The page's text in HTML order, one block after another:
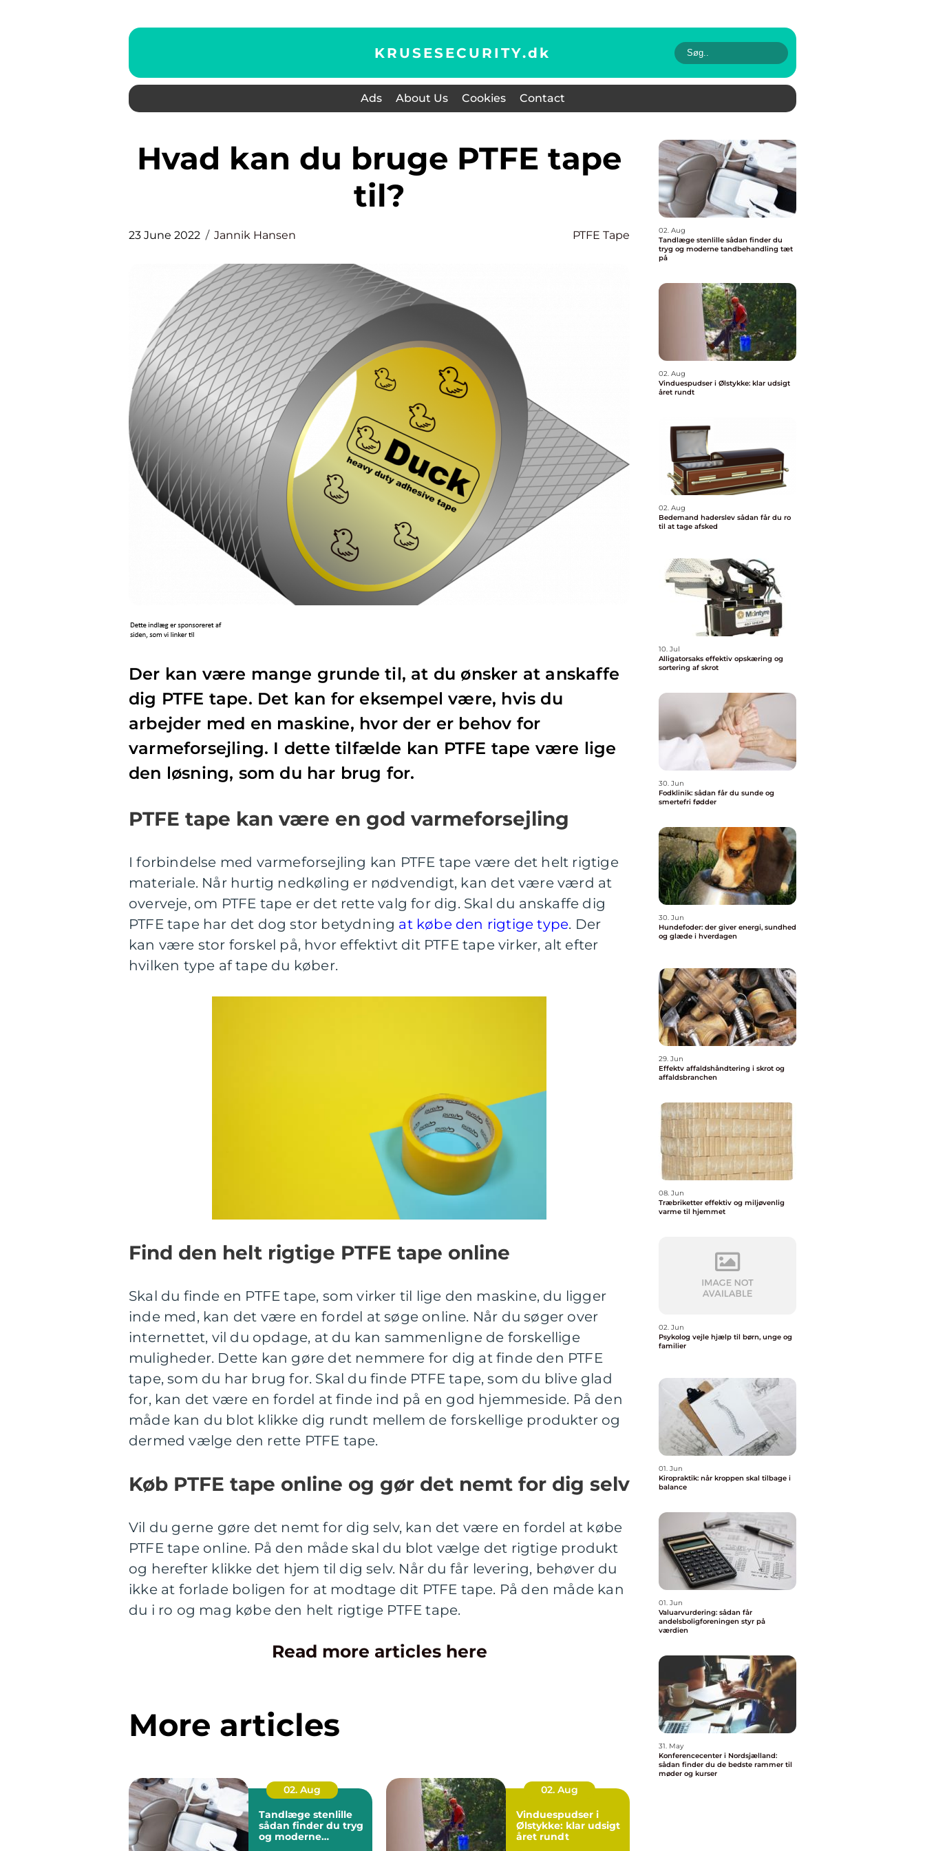
KRUSESECURITY.dk
Ads About Us Cookies Contact
Hvad kan du bruge PTFE tape
til?
23 June 2022 Jannik Hansen PTFE Tape
Der kan være mange grunde til, at du ønsker at anskaffe
dig PTFE tape. Det kan for eksempel være, hvis du
arbejder med en maskine, hvor der er behov for
varmeforsejling. I dette tilfælde kan PTFE tape være lige
den løsning, som du har brug for.
PTFE tape kan være en god varmeforsejling
I forbindelse med varmeforsejling kan PTFE tape være det helt rigtige
materiale. Når hurtig nedkøling er nødvendigt, kan det være værd at
overveje, om PTFE tape er det rette valg for dig. Skal du anskaffe dig
PTFE tape har det dog stor betydning at købe den rigtige type. Der
kan være stor forskel på, hvor effektivt dit PTFE tape virker, alt efter
hvilken type af tape du køber.
Find den helt rigtige PTFE tape online
Skal du finde en PTFE tape, som virker til lige den maskine, du ligger
inde med, kan det være en fordel at søge online. Når du søger over
internettet, vil du opdage, at du kan sammenligne de forskellige
muligheder. Dette kan gøre det nemmere for dig at finde den PTFE
tape, som du har brug for. Skal du finde PTFE tape, som du blive glad
for, kan det være en fordel at finde ind på en god hjemmeside. På den
måde kan du blot klikke dig rundt mellem de forskellige produkter og
dermed vælge den rette PTFE tape.
Køb PTFE tape online og gør det nemt for dig selv
Vil du gerne gøre det nemt for dig selv, kan det være en fordel at købe
PTFE tape online. På den måde skal du blot vælge det rigtige produkt
og herefter klikke det hjem til dig selv. Når du får levering, behøver du
ikke at forlade boligen for at modtage dit PTFE tape. På den måde kan
du i ro og mag købe den helt rigtige PTFE tape.
Read more articles here
More articles
02. Aug
Tandlæge stenlille
sådan finder du tryg
og moderne
02. Aug
Vinduespudser i
Ølstykke: klar udsigt
året rundt
02. Aug
Tandlæge stenlille sådan finder du
tryg og moderne tandbehandling tæt
på
02. Aug
Vinduespudser i Ølstykke: klar udsigt
året rundt
02. Aug
Bedemand haderslev sådan får du ro
til at tage afsked
10. Jul
Alligatorsaks effektiv opskæring og
sortering af skrot
30. Jun
Fodklinik: sådan får du sunde og
smertefri fødder
30. Jun
Hundefoder: der giver energi, sundhed
og glæde i hverdagen
29. Jun
Effektv affaldshåndtering i skrot og
affaldsbranchen
08. Jun
Træbriketter effektiv og miljøvenlig
varme til hjemmet
02. Jun
Psykolog vejle hjælp til børn, unge og
familier
01. Jun
Kiropraktik: når kroppen skal tilbage i
balance
01. Jun
Valuarvurdering: sådan får
andelsboligforeningen styr på
værdien
31. May
Konferencecenter i Nordsjælland:
sådan finder du de bedste rammer til
møder og kurser